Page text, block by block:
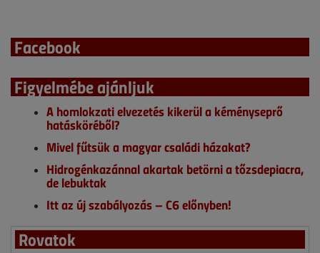
Facebook
Figyelmébe ajánljuk
A homlokzati elvezetés kikerül a kéményseprő
hatásköréből?
Mivel fűtsük a magyar családi házakat?
Hidrogénkazánnal akartak betörni a tőzsdepiacra,
de lebuktak
Itt az új szabályozás – C6 előnyben!
Rovatok